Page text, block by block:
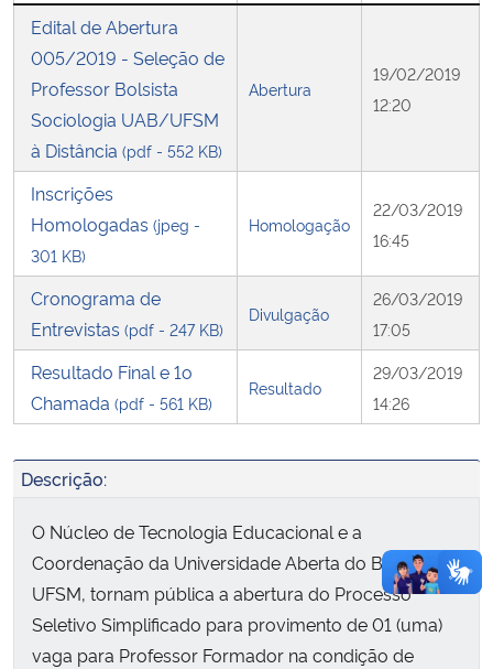
Secretaria-Geral
Gabinete de Segurança Institucional
Advocacia-Geral da União
Planalto
Edital de Abertura
005/2019 - Seleção de
Professor Bolsista
Sociologia UAB/UFSM
à Distância (pdf - 552 KB)
Abertura
19/02/2019
12:20
Inscrições
Homologadas (jpeg -
301 KB)
Homologação
22/03/2019
16:45
Cronograma de
Entrevistas (pdf - 247 KB)
Divulgação
26/03/2019
17:05
Resultado Final e 1o
Chamada (pdf - 561 KB)
Resultado
29/03/2019
14:26
Descrição:
O Núcleo de Tecnologia Educacional e a
Coordenação da Universidade Aberta do Brasil na
UFSM, tornam pública a abertura do Processo
Seletivo Simplificado para provimento de 01 (uma)
vaga para Professor Formador na condição de